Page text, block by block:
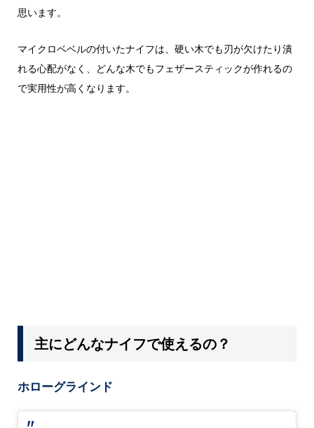
思います。
マイクロベベルの付いたナイフは、硬い木でも刃が欠けたり潰
れる心配がなく、どんな木でもフェザースティックが作れるの
で実用性が高くなります。
主にどんなナイフで使えるの？
ホローグラインド